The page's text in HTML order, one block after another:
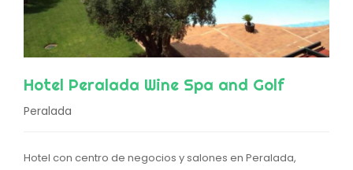
Hotel Peralada Wine Spa and Golf
Peralada
Hotel con centro de negocios y salones en Peralada,